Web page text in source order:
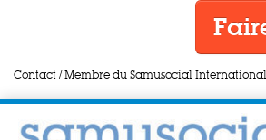
Contact / Membre du Samusocial International